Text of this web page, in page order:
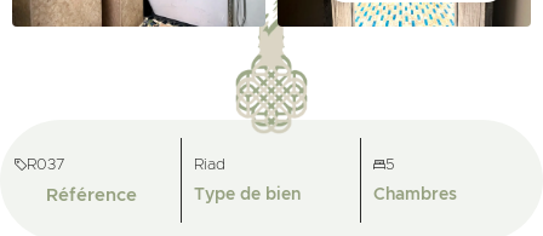
R037
Référence
Riad
Type de bien
5
Chambres